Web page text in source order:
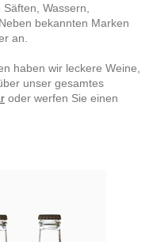
Wassern,
bekannten Marken
an.
haben wir leckere Weine,
unser gesamtes
oder werfen Sie einen